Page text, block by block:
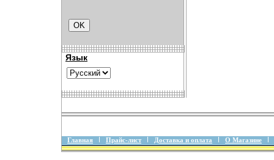
Язык
Главная Прайс-лист Доставка и оплата О Магазине